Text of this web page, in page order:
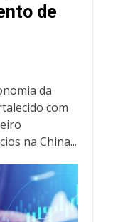
de
da
com
na China...